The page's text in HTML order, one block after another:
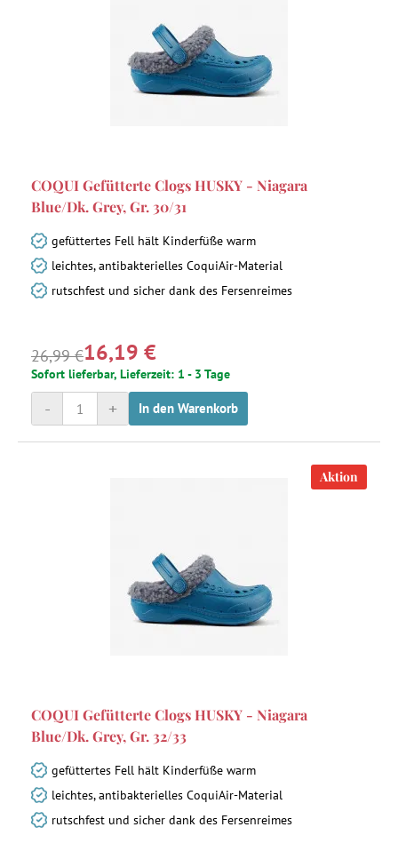
COQUI Gefütterte Clogs HUSKY - Niagara
Blue/Dk. Grey, Gr. 30/31
gefüttertes Fell hält Kinderfüße warm
leichtes, antibakterielles CoquiAir-Material
rutschfest und sicher dank des Fersenreimes
26,99 €16,19 €
Sofort lieferbar, Lieferzeit: 1 - 3 Tage
+
- In den Warenkorb
Aktion
COQUI Gefütterte Clogs HUSKY - Niagara
Blue/Dk. Grey, Gr. 32/33
gefüttertes Fell hält Kinderfüße warm
leichtes, antibakterielles CoquiAir-Material
rutschfest und sicher dank des Fersenreimes